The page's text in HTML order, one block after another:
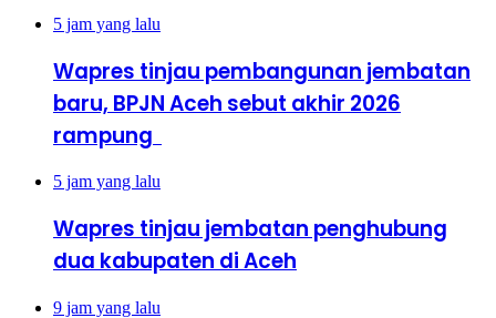
5 jam yang lalu
Wapres tinjau pembangunan jembatan
baru, BPJN Aceh sebut akhir 2026
rampung
5 jam yang lalu
Wapres tinjau jembatan penghubung
dua kabupaten di Aceh
9 jam yang lalu